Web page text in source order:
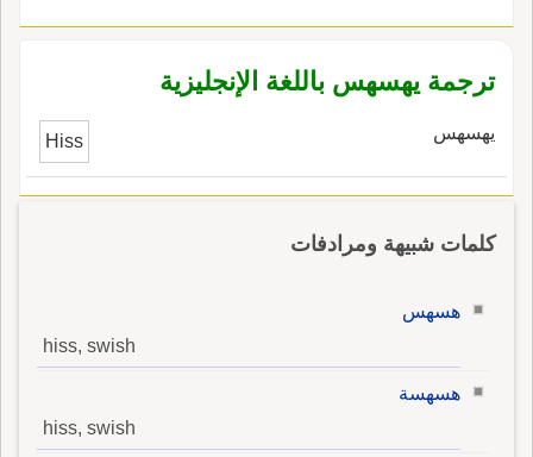
ترجمة يهسهس باللغة الإنجليزية
يهسهس Hiss
كلمات شبيهة ومرادفات
هسهس
hiss, swish
هسهسة
hiss, swish